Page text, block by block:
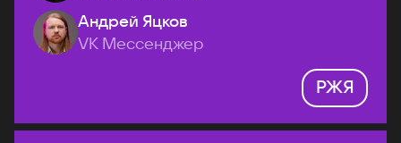
Андрей Яцков
VK Мессенджер
РЖЯ